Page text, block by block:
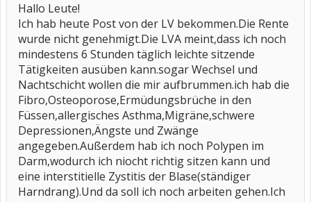
Hallo Leute!
Ich hab heute Post von der LV bekommen.Die Rente
wurde nicht genehmigt.Die LVA meint,dass ich noch
mindestens 6 Stunden täglich leichte sitzende
Tätigkeiten ausüben kann.sogar Wechsel und
Nachtschicht wollen die mir aufbrummen.ich hab die
Fibro,Osteoporose,Ermüdungsbrüche in den
Füssen,allergisches Asthma,Migräne,schwere
Depressionen,Ängste und Zwänge
angegeben.Außerdem hab ich noch Polypen im
Darm,wodurch ich niocht richtig sitzen kann und
eine interstitielle Zystitis der Blase(ständiger
Harndrang).Und da soll ich noch arbeiten gehen.Ich